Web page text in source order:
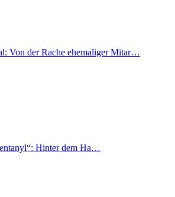
Von der Rache ehemaliger Mitar…
Hinter dem Ha…